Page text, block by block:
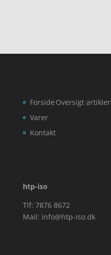
Forside
Varer
Kontakt
Oversigt artikler
htp-iso
Tlf: 7876 8672
Mail: info@htp-iso.dk